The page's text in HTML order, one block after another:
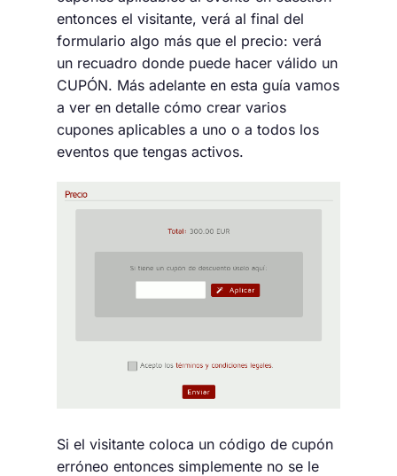
entonces el visitante, verá al final del
formulario algo más que el precio: verá
un recuadro donde puede hacer válido un
CUPÓN. Más adelante en esta guía vamos
a ver en detalle cómo crear varios
cupones aplicables a uno o a todos los
eventos que tengas activos.
Si el visitante coloca un código de cupón
erróneo entonces simplemente no se le